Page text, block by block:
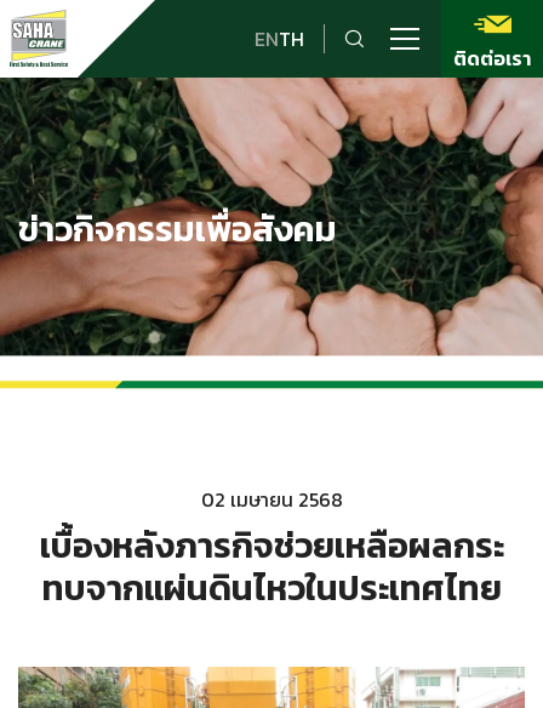
ENTH
ติดต่อเรา
ข่าวกิจกรรมเพื่อสังคม
02 เมษายน 2568
เบื้องหลังภารกิจช่วยเหลือผลกระ
ทบจากแผ่นดินไหวในประเทศไทย